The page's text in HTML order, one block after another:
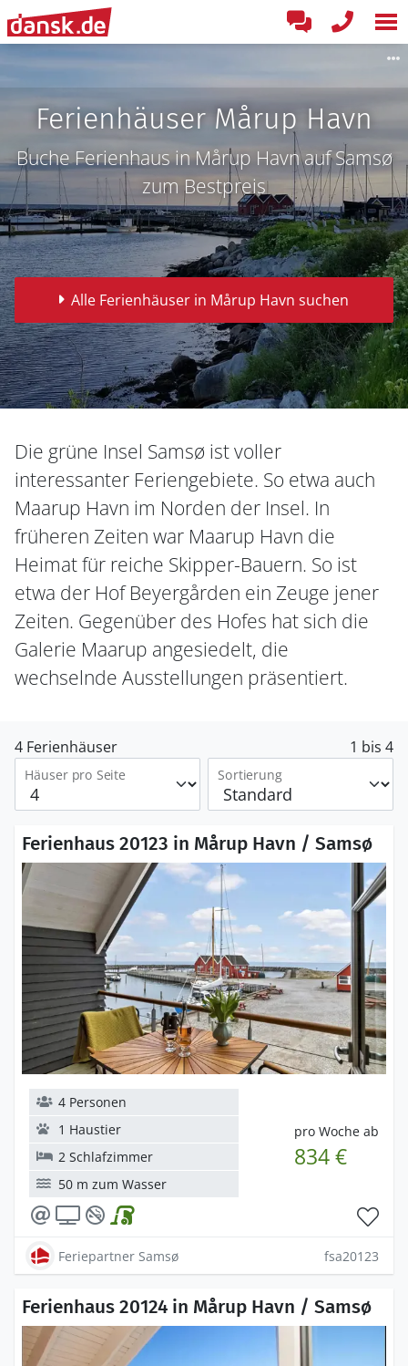
Ferienhäuser Mårup Havn
Buche Ferienhaus in Mårup Havn auf Samsø
zum Bestpreis
Alle Ferienhäuser in Mårup Havn suchen
Die grüne Insel Samsø ist voller
interessanter Feriengebiete. So etwa auch
Maarup Havn im Norden der Insel. In
früheren Zeiten war Maarup Havn die
Heimat für reiche Skipper-Bauern. So ist
etwa der Hof Beyergården ein Zeuge jener
Zeiten. Gegenüber des Hofes hat sich die
Galerie Maarup angesiedelt, die
wechselnde Ausstellungen präsentiert.
4 Ferienhäuser 1 bis 4
Häuser pro Seite Sortierung
Ferienhaus 20123 in Mårup Havn / Samsø
pro Woche ab
834 €
4 Personen
1 Haustier
2 Schlafzimmer
50 m zum Wasser
Feriepartner Samsø fsa20123
Ferienhaus 20124 in Mårup Havn / Samsø